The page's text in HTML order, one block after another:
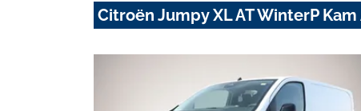
Citroën Jumpy XL AT WinterP